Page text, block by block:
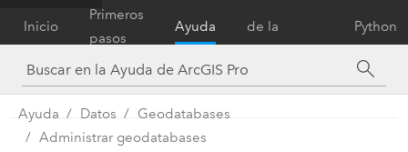
Inicio
Primeros
pasos
Ayuda
de la
herramienta
Python
Ayuda Datos
Geodatabases
Administrar geodatabases